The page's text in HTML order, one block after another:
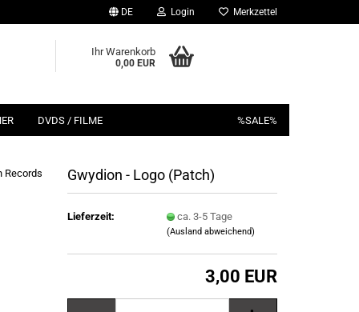
DE Login Merkzettel
Ihr Warenkorb
0,00 EUR
DVDS / FILME %SALE%
Records Gwydion - Logo (Patch)
Lieferzeit: ca. 3-5 Tage
(Ausland abweichend)
3,00 EUR